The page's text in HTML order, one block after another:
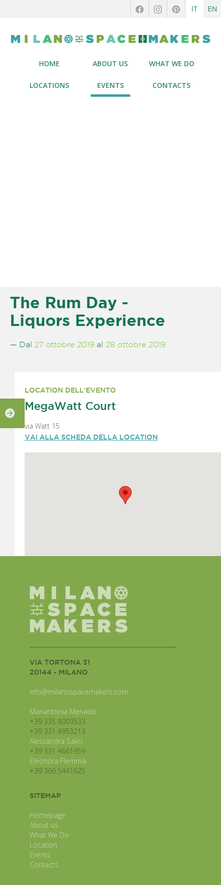
IT EN
HOME ABOUT US WHAT WE DO
LOCATIONS EVENTS CONTACTS
The Rum Day -
Liquors Experience
— Dal 27 ottobre 2019 al 28 ottobre 2019
LOCATION DELL'EVENTO
MegaWatt Court
via Watt 15
VAI ALLA SCHEDA DELLA LOCATION
VIA TORTONA 31
20144 - MILANO
info@milanospacemakers.com
Mariantonia Menada
+39 335 8003533
+39 331 4953213
Alessandra Salici
+39 331 4661959
Eleonora Flemma
+39 366 5441625
SITEMAP
Homepage
About us
What We Do
Location
Events
Contacts